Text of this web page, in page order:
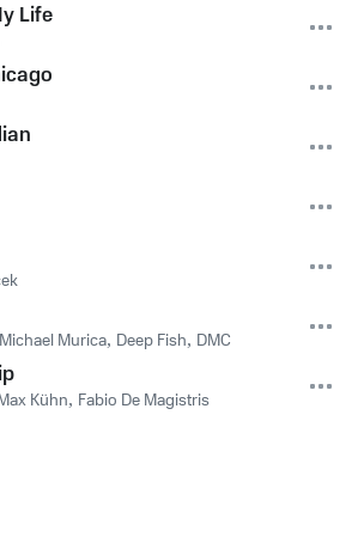
Life
Michael Murica, Deep Fish, DMC
Kühn, Fabio De Magistris